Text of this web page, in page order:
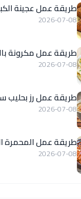
طريقة عمل عجينة
2026-07-08
طريقة عمل مكرونة
2026-07-08
طريقة عمل رز بحليب سوري
2026-07-08
طريقة عمل المحمرة
2026-07-08